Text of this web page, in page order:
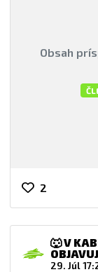
Obsah
2
🐺 V
29. Júl